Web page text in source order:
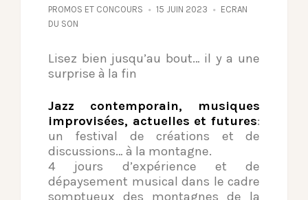
PROMOS ET CONCOURS 15 JUIN 2023
ECRAN
DU SON
Lisez bien jusqu’au bout… il y a une
surprise à la fin
Jazz contemporain, musiques
improvisées, actuelles et futures:
un festival de créations et de
discussions… à la montagne.
4 jours d’expérience et de
dépaysement musical dans le cadre
somptueux des montagnes de la